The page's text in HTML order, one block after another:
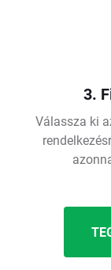
3.
Válassza ki